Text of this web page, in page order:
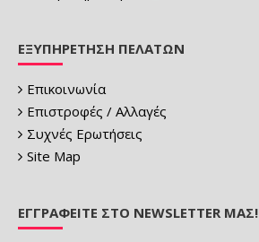
ΕΞΥΠΗΡΈΤΗΣΗ ΠΕΛΑΤΏΝ
Επικοινωνία
Επιστροφές / Αλλαγές
Συχνές Ερωτήσεις
Site Map
ΕΓΓΡΑΦΕΊΤΕ ΣΤΟ NEWSLETTER ΜΑΣ!